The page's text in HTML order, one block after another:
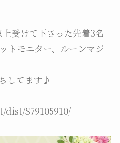
受けて下さった先着3名
トモニター、ルーンマジ
してます♪
S79105910/